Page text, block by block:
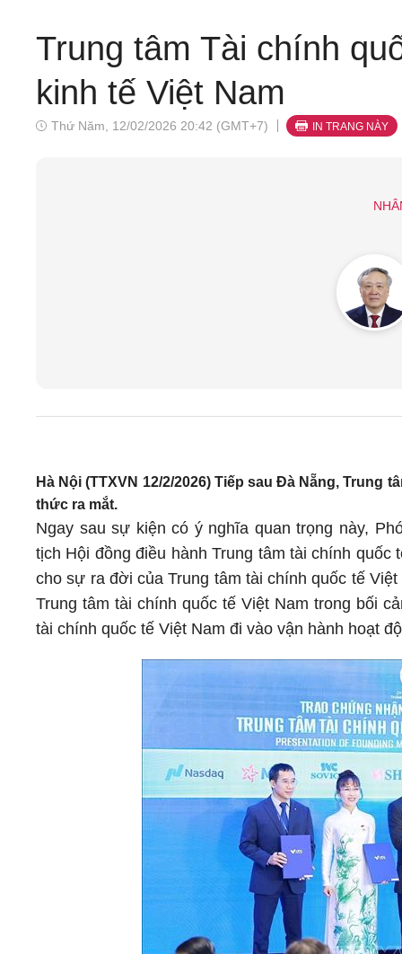
Trung tâm Tài chính
kinh tế Việt Nam
Thứ Năm, 12/02/2026 20:42 (GMT+7) IN TRANG NÀY
Hà Nội (TTXVN 12/2/2026) Tiếp sau Đà Nẵng, Trung
thức ra mắt.
Ngay sau sự kiện có ý nghĩa quan trọng này,
tịch Hội đồng điều hành Trung tâm tài chính
cho sự ra đời của Trung tâm tài chính quốc tế
Trung tâm tài chính quốc tế Việt Nam trong bối
tài chính quốc tế Việt Nam đi vào vận hành hoạt